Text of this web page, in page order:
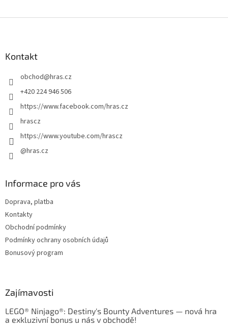
Kontakt
obchod@hras.cz
+420 224 946 506
https://www.facebook.com/hras.cz
hrascz
https://www.youtube.com/hrascz
@hras.cz
Informace pro vás
Doprava, platba
Kontakty
Obchodní podmínky
Podmínky ochrany osobních údajů
Bonusový program
Zajímavosti
LEGO® Ninjago®: Destiny's Bounty Adventures — nová hra
a exkluzivní bonus u nás v obchodě!